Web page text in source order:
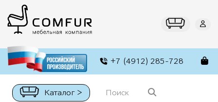
+7 (4912) 285-728
Каталог >